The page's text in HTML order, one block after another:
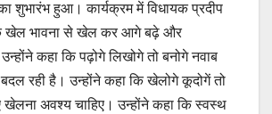
शुभारंभ हुआ। कार्यक्रम में विधायक प्रदीप
खेल भावना से खेल कर आगे बढ़े और
कहा कि पढ़ोगे लिखोगे तो बनोगे नवाब
रही है। उन्होंने कहा कि खेलोगे कूदोगें तो
अवश्य चाहिए। उन्होंने कहा कि स्वस्थ